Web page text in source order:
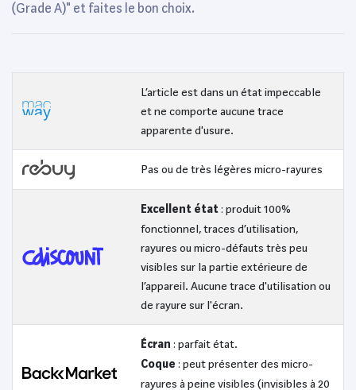
(Grade A)" et faites le bon choix.
L’article est dans un état impeccable
et ne comporte aucune trace
apparente d'usure.
Pas ou de très légères micro-rayures
Excellent état: produit 100%
fonctionnel, traces d’utilisation,
rayures ou micro-défauts très peu
visibles sur la partie extérieure de
l’appareil. Aucune trace d'utilisation ou
de rayure sur l'écran.
Écran : parfait état.
Coque : peut présenter des micro-
rayures à peine visibles (invisibles à 20